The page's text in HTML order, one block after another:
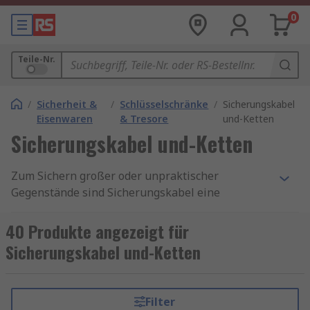
0
Teile-Nr.
/ Sicherheit &
Eisenwaren
/ Schlüsselschränke
& Tresore
/ Sicherungskabel
und-Ketten
Sicherungskabel und-Ketten
Zum Sichern großer oder unpraktischer
Gegenstände sind Sicherungskabel eine
vandalismussicher, können sie verwendet
werden, um wichtige Gegenstände an
unbewegliche Strukturen zu binden und mit
Rad eines Motorrads gebunden, um es zu
40 Produkte angezeigt für
Sicherungskabel und-Ketten
Filter